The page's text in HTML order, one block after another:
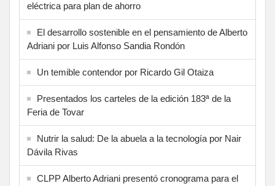
eléctrica para plan de ahorro
El desarrollo sostenible en el pensamiento de Alberto
Adriani por Luis Alfonso Sandia Rondón
Un temible contendor por Ricardo Gil Otaiza
Presentados los carteles de la edición 183ª de la
Feria de Tovar
Nutrir la salud: De la abuela a la tecnología por Nair
Dávila Rivas
CLPP Alberto Adriani presentó cronograma para el